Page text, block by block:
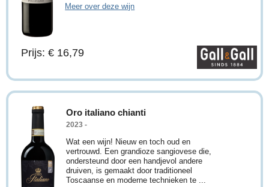
Meer over deze wijn
Prijs: € 16,79
Oro italiano chianti
2023 -
Wat een wijn! Nieuw en toch oud en
vertrouwd. Een grandioze sangiovese die,
ondersteund door een handjevol andere
druiven, is gemaakt door traditioneel
Toscaanse en moderne technieken te ...